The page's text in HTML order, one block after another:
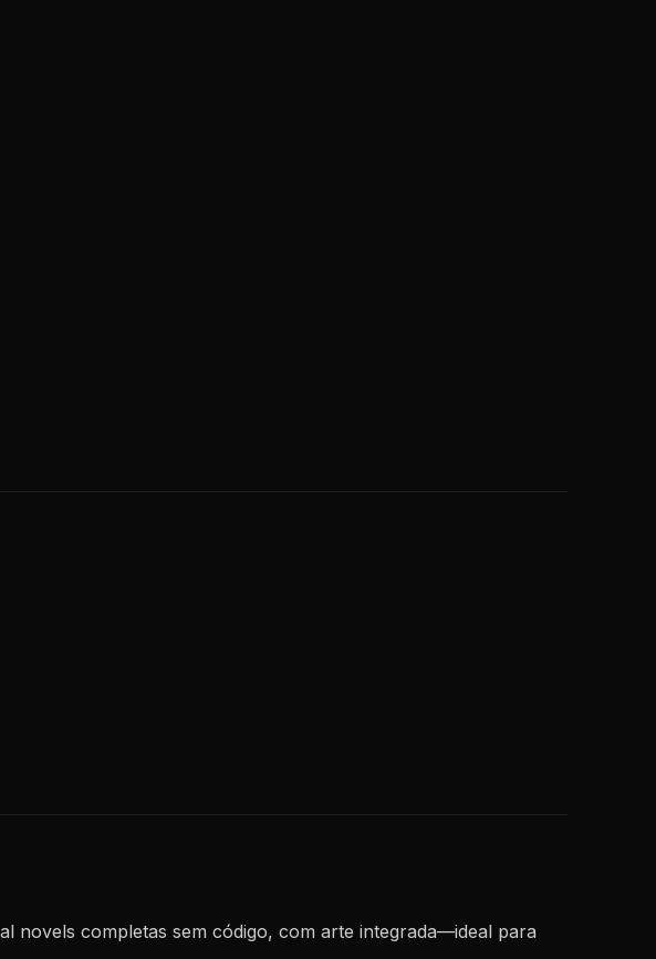
novels completas sem código, com arte integrada—ideal para